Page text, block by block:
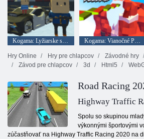
Kogama: Lyžiarske skoky! Kogama: Vianočné Parkour
Hry Online
Hry pre chlapcov Závodné hry
Závod pre chlapcov
3d Html5
Road Racing
Highway Traffic
Spolu so skupinou
výkonnými športovými
zúčastňovať na Highway Traffic Racing 2020 na